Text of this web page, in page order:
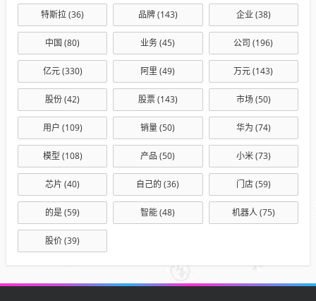
特斯拉(36) 品牌(143) 企业(38)
中国 (80) 业务(45) 公司 (196)
亿元(330) 阿里 (49) 万元(143)
股份(42) 股票(143) 市场(50)
用户 (109) 销量(50) 华为 (74)
模型 (108) 产品 (50) 小米(73)
芯片 (40) 自己的 (36) 门店(59)
的是(59) 智能(48) 机器人(75)
股价(39)